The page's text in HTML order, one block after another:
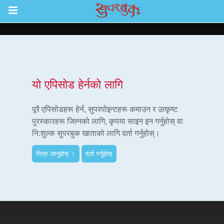
Return to Content
सुपरबुक बाइबल एप
यो एपिसोड हेर्नको लागि
पूरै एपिसोडहरू हेर्न, सुपरपोइन्टहरू कमाउन र उत्कृष्ट
पुरस्कारहरू जित्नको लागि, कृपया साइन इन गर्नुहोस् वा
नि:शुल्क सुपरबुक खाताको लागि दर्ता गर्नुहोस्।
भित्र जानुहोस् । दर्ता गर्नुहोस्